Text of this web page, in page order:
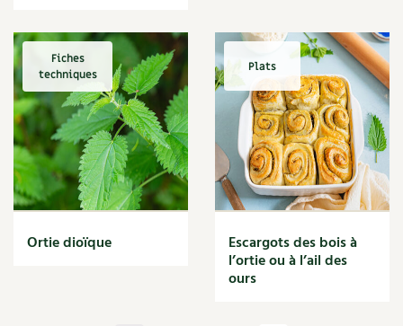
Nourriture
Nuisibles
Numérique
Nutriments
Observation
Œuf
Oignon
Oiseaux
Olivier
Optimiser l'espace
Fiches
techniques
Ortie dioïque
Plats
Escargots des bois à
l’ortie ou à l’ail des
ours